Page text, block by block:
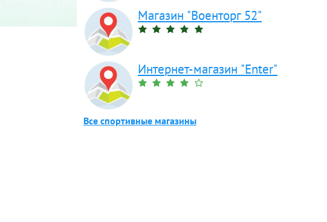
Магазин "Военторг 52"
Интернет-магазин "Enter"
Все спортивные магазины